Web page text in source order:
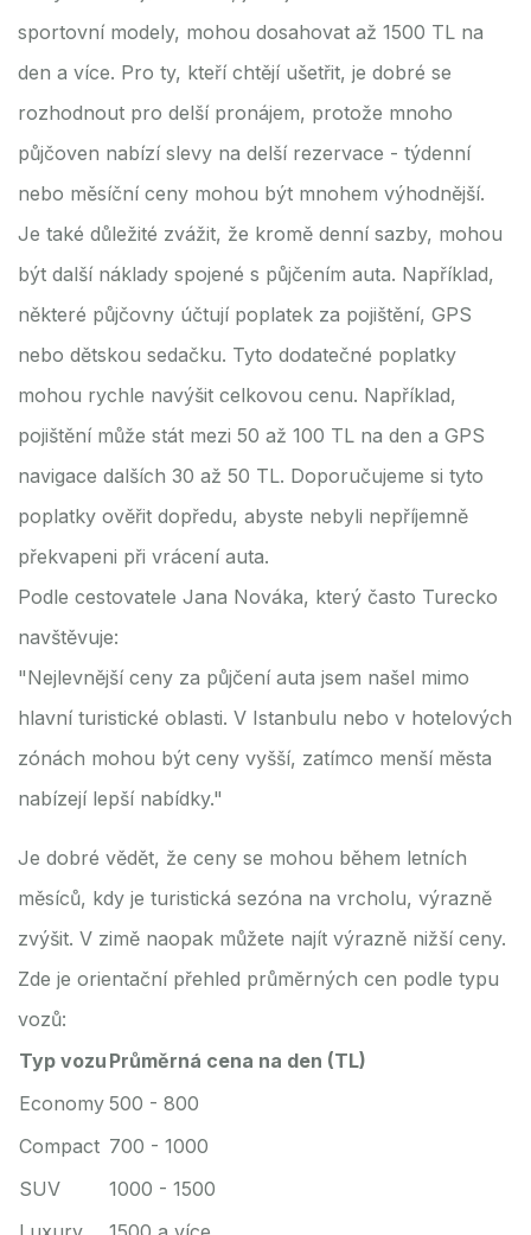
sportovní modely, mohou dosahovat až 1500 TL na
den a více. Pro ty, kteří chtějí ušetřit, je dobré se
rozhodnout pro delší pronájem, protože mnoho
půjčoven nabízí slevy na delší rezervace - týdenní
nebo měsíční ceny mohou být mnohem výhodnější.
Je také důležité zvážit, že kromě denní sazby, mohou
být další náklady spojené s půjčením auta. Například,
některé půjčovny účtují poplatek za pojištění, GPS
nebo dětskou sedačku. Tyto dodatečné poplatky
mohou rychle navýšit celkovou cenu. Například,
pojištění může stát mezi 50 až 100 TL na den a GPS
navigace dalších 30 až 50 TL. Doporučujeme si tyto
poplatky ověřit dopředu, abyste nebyli nepříjemně
překvapeni při vrácení auta.
Podle cestovatele Jana Nováka, který často Turecko
navštěvuje:
"Nejlevnější ceny za půjčení auta jsem našel mimo
hlavní turistické oblasti. V Istanbulu nebo v hotelových
zónách mohou být ceny vyšší, zatímco menší města
nabízejí lepší nabídky."
Je dobré vědět, že ceny se mohou během letních
měsíců, kdy je turistická sezóna na vrcholu, výrazně
zvýšit. V zimě naopak můžete najít výrazně nižší ceny.
Zde je orientační přehled průměrných cen podle typu
vozů:
Typ vozu Průměrná cena na den (TL)
Economy 500 - 800
Compact 700 - 1000
SUV
1000 - 1500